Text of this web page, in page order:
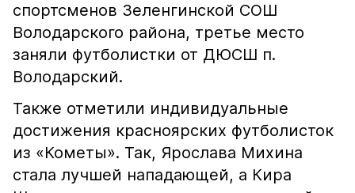
спортсменов Зеленгинской СОШ
Володарского района, третье место
заняли футболистки от ДЮСШ п.
Володарский.
Также отметили индивидуальные
достижения красноярских футболисток
из «Кометы». Так, Ярослава Михина
стала лучшей нападающей, а Кира